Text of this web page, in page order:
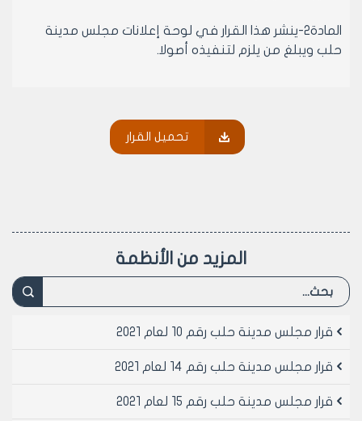
المادة2-ينشر هذا القرار في لوحة إعلانات مجلس مدينة
حلب ويبلغ من يلزم لتنفيذه أصولا.
المهندسة لمى معمار
تحميل القرار
المزيد من الأنظمة
قرار مجلس مدينة حلب رقم 10 لعام 2021
قرار مجلس مدينة حلب رقم 14 لعام 2021
قرار مجلس مدينة حلب رقم 15 لعام 2021